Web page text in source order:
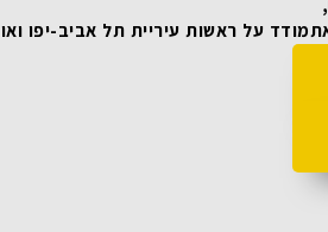
על ראשות עיריית תל אביב-יפו